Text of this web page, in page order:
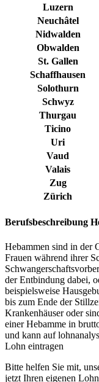
Luzern
Neuchâtel
Nidwalden
Obwalden
St. Gallen
Schaffhausen
Solothurn
Schwyz
Thurgau
Ticino
Uri
Vaud
Valais
Zug
Zürich
Berufsbeschreibung
Hebammen sind in der
Frauen während ihrer
der Entbindung dabei,
beispielsweise
bis zum Ende der
Krankenhäuser oder
einer Hebamme in
und kann auf
Lohn eintragen
Bitte helfen Sie mit,
jetzt Ihren eigenen